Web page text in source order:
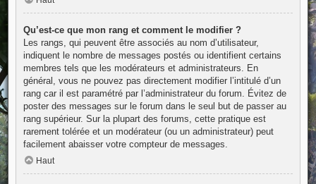
Qu’est-ce que mon rang et comment le modifier ?
Les rangs, qui peuvent être associés au nom d’utilisateur,
indiquent le nombre de messages postés ou identifient certains
membres tels que les modérateurs et administrateurs. En
général, vous ne pouvez pas directement modifier l’intitulé d’un
rang car il est paramétré par l’administrateur du forum. Évitez de
poster des messages sur le forum dans le seul but de passer au
rang supérieur. Sur la plupart des forums, cette pratique est
rarement tolérée et un modérateur (ou un administrateur) peut
facilement abaisser votre compteur de messages.
Haut